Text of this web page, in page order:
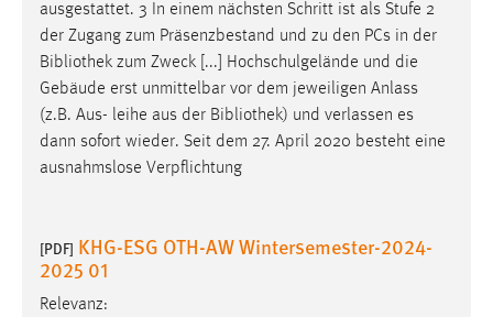
ausgestattet. 3 In einem nächsten Schritt ist als Stufe 2
der Zugang zum Präsenzbestand und zu den PCs in der
Bibliothek zum Zweck [...] Hochschulgelände und die
Gebäude erst unmittelbar vor dem jeweiligen Anlass
(z.B. Aus- leihe aus der Bibliothek) und verlassen es
dann sofort wieder. Seit dem 27. April 2020 besteht eine
ausnahmslose Verpflichtung
[PDF] KHG-ESG OTH-AW Wintersemester-2024-
2025 01
Relevanz: